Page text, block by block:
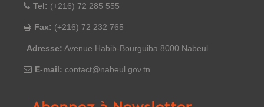
Tel: (+216) 72 285 555
Fax: (+216) 72 232 765
Adresse: Avenue Habib-Bourguiba 8000 Nabeul
E-mail: contact@nabeul.gov.tn